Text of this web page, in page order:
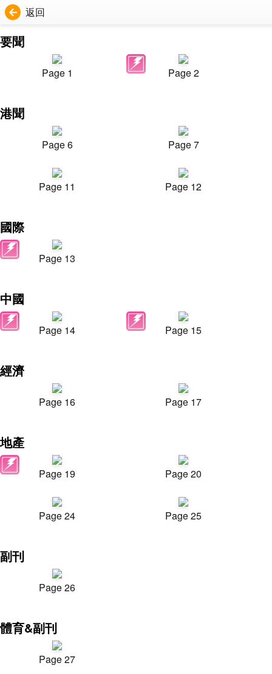
返回
要聞
Page 1 Page 2
港聞
Page 6 Page 7
Page 11 Page 12
國際
Page 13
中國
Page 14 Page 15
經濟
Page 16 Page 17
地產
Page 19 Page 20
Page 24 Page 25
副刊
Page 26
體育&副刊
Page 27